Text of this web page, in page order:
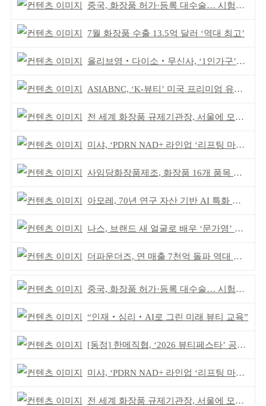
중국, 화장품 허가·등록 대수술… 시험자료 공용 허용
7월 화장품 수출 13.5억 달러 ‘역대 최고’
올리브영‧다이소‧무신사, ‘1인가구’가 이끈다
ASIABNC, ‘K-뷰티’ 미국 프리미엄 유통 확대 추진
전 세계 화장품 규제기관장, 서울에 모인다
미샤, ‘PDRN NAD+ 라인업 ‘리프팅 마스크’ 출시
사임당화장품제조, 화장품 16개 품목 할랄인증 획득
아모레, 70년 연구 자산 기반 AI 특화 플랫폼 구축
나스, 브랜드 새 얼굴로 배우 ‘문가영’ 발탁
더파운더즈, 연 매출 7천억 돌파 역대 최대 실적
중국, 화장품 허가·등록 대수술… 시험자료 공용 허용
“인재‧심리‧AI로 그린 미래 뷰티 교육”
[동정] 한메직협, ‘2026 뷰티페스타’ 공동 주최
미샤, ‘PDRN NAD+ 라인업 ‘리프팅 마스크’ 출시
전 세계 화장품 규제기관장, 서울에 모인다